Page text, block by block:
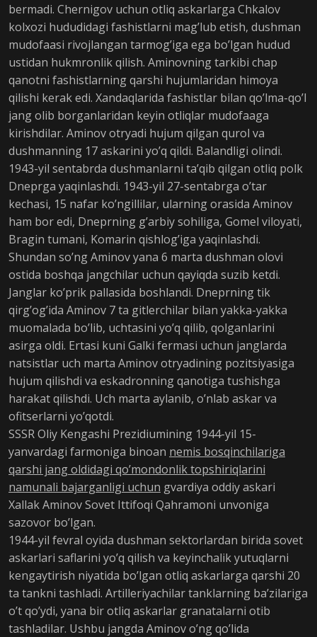
bermadi. Chernigov uchun otliq askarlarga Chkalov
kolxozi hududidagi fashistlarni mag’lub etish, dushman
mudofaasi rivojlangan tarmog’iga ega bo’lgan hudud
ustidan hukmronlik qilish. Aminovning tarkibi chap
qanotni fashistlarning qarshi hujumlaridan himoya
qilishi kerak edi. Xandaqlarida fashistlar bilan qo’lma-qo’l
jang olib borganlaridan keyin otliqlar mudofaaga
kirishdilar. Aminov otryadi hujum qilgan qurol va
dushmanning 17 askarini yo’q qildi. Balandligi olindi.
1943-yil sentabrda dushmanlarni ta’qib qilgan otliq polk
Dneprga yaqinlashdi. 1943-yil 27-sentabrga o’tar
kechasi, 15 nafar ko’ngillilar, ularning orasida Aminov
ham bor edi, Dneprning g’arbiy sohiliga, Gomel viloyati,
Bragin tumani, Komarin qishlog’iga yaqinlashdi.
Shundan so’ng Aminov yana 6 marta dushman olovi
ostida boshqa jangchilar uchun qayiqda suzib ketdi.
Janglar ko’prik pallasida boshlandi. Dneprning tik
qirg’og’ida Aminov 7 ta gitlerchilar bilan yakka-yakka
muomalada bo’lib, uchtasini yo’q qilib, qolganlarini
asirga oldi. Ertasi kuni Galki fermasi uchun janglarda
natsistlar uch marta Aminov otryadining pozitsiyasiga
hujum qilishdi va eskadronning qanotiga tushishga
harakat qilishdi. Uch marta aylanib, o’nlab askar va
ofitserlarni yo’qotdi.
SSSR Oliy Kengashi Prezidiumining 1944-yil 15-
yanvardagi farmoniga binoan nemis bosqinchilariga
qarshi jang oldidagi qo’mondonlik topshiriqlarini
namunali bajarganligi uchun gvardiya oddiy askari
Xallak Aminov Sovet Ittifoqi Qahramoni unvoniga
sazovor bo’lgan.
1944-yil fevral oyida dushman sektorlardan birida sovet
askarlari saflarini yo’q qilish va keyinchalik yutuqlarni
kengaytirish niyatida bo’lgan otliq askarlarga qarshi 20
ta tankni tashladi. Artilleriyachilar tanklarning ba’zilariga
o’t qo’ydi, yana bir otliq askarlar granatalarni otib
tashladilar. Ushbu jangda Aminov o’ng qo’lida